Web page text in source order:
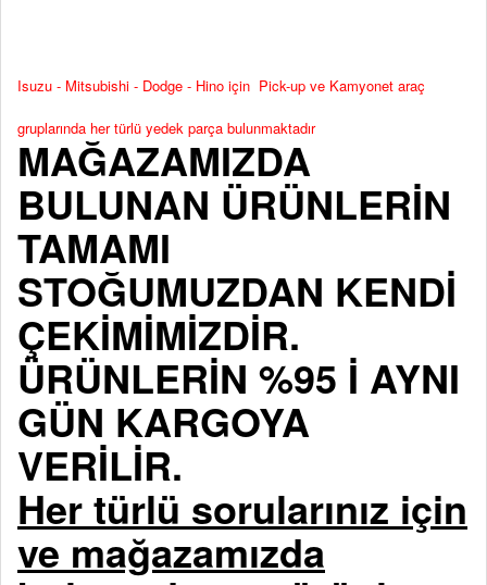
Isuzu - Mitsubishi - Dodge - Hino için Pick-up ve Kamyonet araç
gruplarında her türlü yedek parça bulunmaktadır
MAĞAZAMIZDA
BULUNAN ÜRÜNLERİN
TAMAMI
STOĞUMUZDAN KENDİ
ÇEKİMİMİZDİR.
ÜRÜNLERİN %95 İ AYNI
GÜN KARGOYA
VERİLİR.
Her türlü sorularınız için
ve mağazamızda